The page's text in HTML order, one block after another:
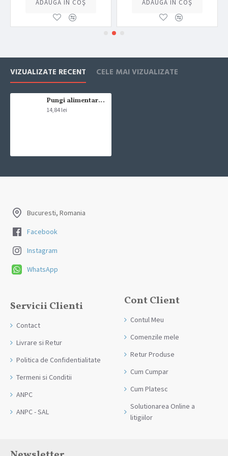
ADAUGĂ ÎN COŞ ADAUGĂ ÎN COŞ
VIZUALIZATE RECENT CELE MAI VIZUALIZATE
Pungi alimentare Fino rola 3l 250 buc
14,84 lei
Bucuresti, Romania
Facebook
Instagram
WhatsApp
Servicii Clienti
Contact
Livrare si Retur
Politica de Confidentialitate
Termeni si Conditii
ANPC
ANPC - SAL
Cont Client
Contul Meu
Comenzile mele
Retur Produse
Cum Cumpar
Cum Platesc
Solutionarea Online a
litigiilor